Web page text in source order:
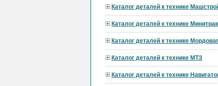
Каталог деталей к технике
Каталог деталей к технике
Каталог деталей к технике
Каталог деталей к технике МТЗ
Каталог деталей к технике